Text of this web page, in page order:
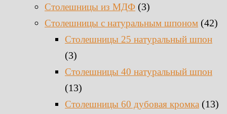
Столешницы из МДФ (3)
Столешницы с натуральным шпоном (42)
Столешницы 25 натуральный шпон
(3)
Столешницы 40 натуральный шпон
(13)
Столешницы 60 дубовая кромка (13)